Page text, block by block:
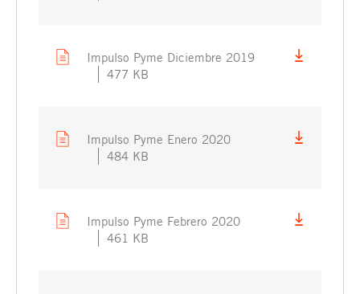
Impulso Pyme Diciembre 2019
477 KB
Impulso Pyme Enero 2020
484 KB
Impulso Pyme Febrero 2020
461 KB